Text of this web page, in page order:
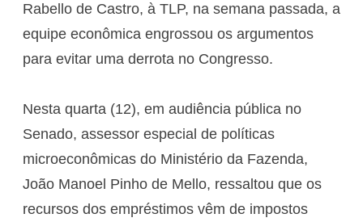
Rabello de Castro, à TLP, na semana passada, a
equipe econômica engrossou os argumentos
para evitar uma derrota no Congresso.
Nesta quarta (12), em audiência pública no
Senado, assessor especial de políticas
microeconômicas do Ministério da Fazenda,
João Manoel Pinho de Mello, ressaltou que os
recursos dos empréstimos vêm de impostos